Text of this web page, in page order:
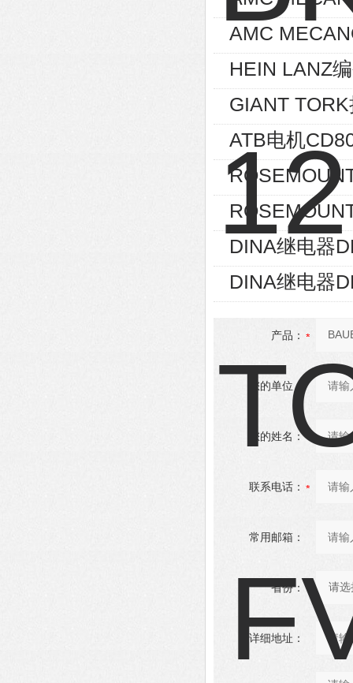
AMC
HEIN LANZ
GIANT
ATB电机
DINA继电器
DINA继电器
产品：
您的单位：
您的姓名：
联系电话：
常用邮箱：
省份：
详细地址：